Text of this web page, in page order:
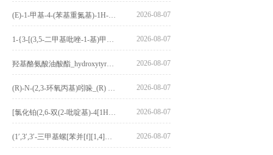
2026-08-07
2026-08-07
2026-08-07
2026-08-07
2026-08-07
2026-08-07